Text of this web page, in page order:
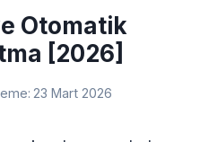
Otomatik
[2026]
23 Mart 2026